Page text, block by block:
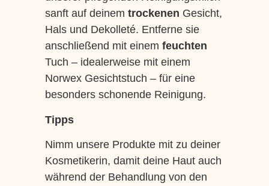
sanft auf deinem trockenen Gesicht,
Hals und Dekolleté. Entferne sie
anschließend mit einem feuchten
Tuch – idealerweise mit einem
Norwex Gesichtstuch – für eine
besonders schonende Reinigung.
Tipps
Nimm unsere Produkte mit zu deiner
Kosmetikerin, damit deine Haut auch
während der Behandlung von den